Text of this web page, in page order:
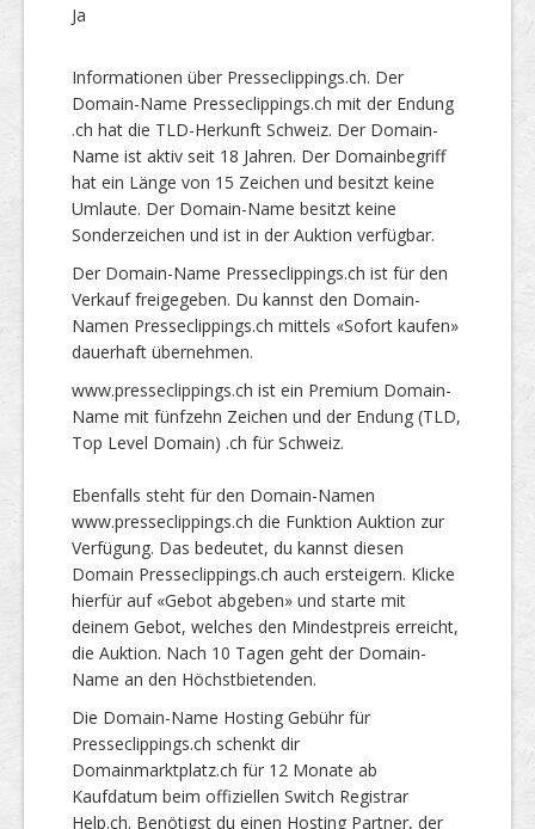
Ja
Informationen über Presseclippings.ch. Der
Domain-Name Presseclippings.ch mit der Endung
.ch hat die TLD-Herkunft Schweiz. Der Domain-
Name ist aktiv seit 18 Jahren. Der Domainbegriff
hat ein Länge von 15 Zeichen und besitzt keine
Umlaute. Der Domain-Name besitzt keine
Sonderzeichen und ist in der Auktion verfügbar.
Der Domain-Name Presseclippings.ch ist für den
Verkauf freigegeben. Du kannst den Domain-
Namen Presseclippings.ch mittels «Sofort kaufen»
dauerhaft übernehmen.
www.presseclippings.ch ist ein Premium Domain-
Name mit fünfzehn Zeichen und der Endung (TLD,
Top Level Domain) .ch für Schweiz.
Ebenfalls steht für den Domain-Namen
www.presseclippings.ch die Funktion Auktion zur
Verfügung. Das bedeutet, du kannst diesen
Domain Presseclippings.ch auch ersteigern. Klicke
hierfür auf «Gebot abgeben» und starte mit
deinem Gebot, welches den Mindestpreis erreicht,
die Auktion. Nach 10 Tagen geht der Domain-
Name an den Höchstbietenden.
Die Domain-Name Hosting Gebühr für
Presseclippings.ch schenkt dir
Domainmarktplatz.ch für 12 Monate ab
Kaufdatum beim offiziellen Switch Registrar
Help.ch. Benötigst du einen Hosting Partner, der